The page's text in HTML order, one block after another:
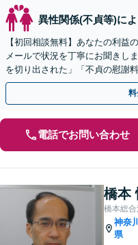
異性関係(不貞等)に
【初回相談無料】あなたの利益
メールで状況を丁寧にお聞きし
を切り出された」「不貞の慰謝
【リーズナブルな料金設定】
料
電話でお問い合わせ
橋本
橋本総
神奈川
県